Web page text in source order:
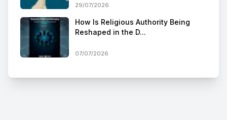
29/07/2026
How Is Religious Authority Being
Reshaped in the D...
07/07/2026